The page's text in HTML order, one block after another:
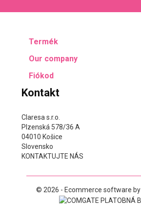
Termék
Our company
Fiókod
Kontakt
Claresa s.r.o.
Plzenská 578/36 A
04010 Košice
Slovensko
KONTAKTUJTE NÁS
© 2026 - Ecommerce software